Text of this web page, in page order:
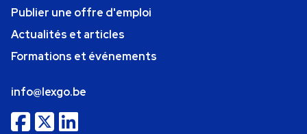
Publier une offre d'emploi
Actualités et articles
Formations et événements
info@lexgo.be